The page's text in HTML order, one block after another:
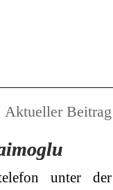
Aktueller Beitrag
unter